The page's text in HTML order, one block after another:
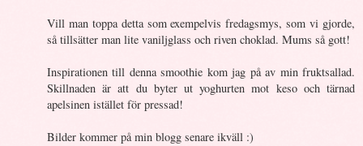
Vill man toppa detta som exempelvis fredagsmys, som vi gjorde,
så tillsätter man lite vaniljglass och riven choklad. Mums så gott!
Inspirationen till denna smoothie kom jag på av min fruktsallad.
Skillnaden är att du byter ut yoghurten mot keso och tärnad
apelsinen istället för pressad!
Bilder kommer på min blogg senare ikväll :)